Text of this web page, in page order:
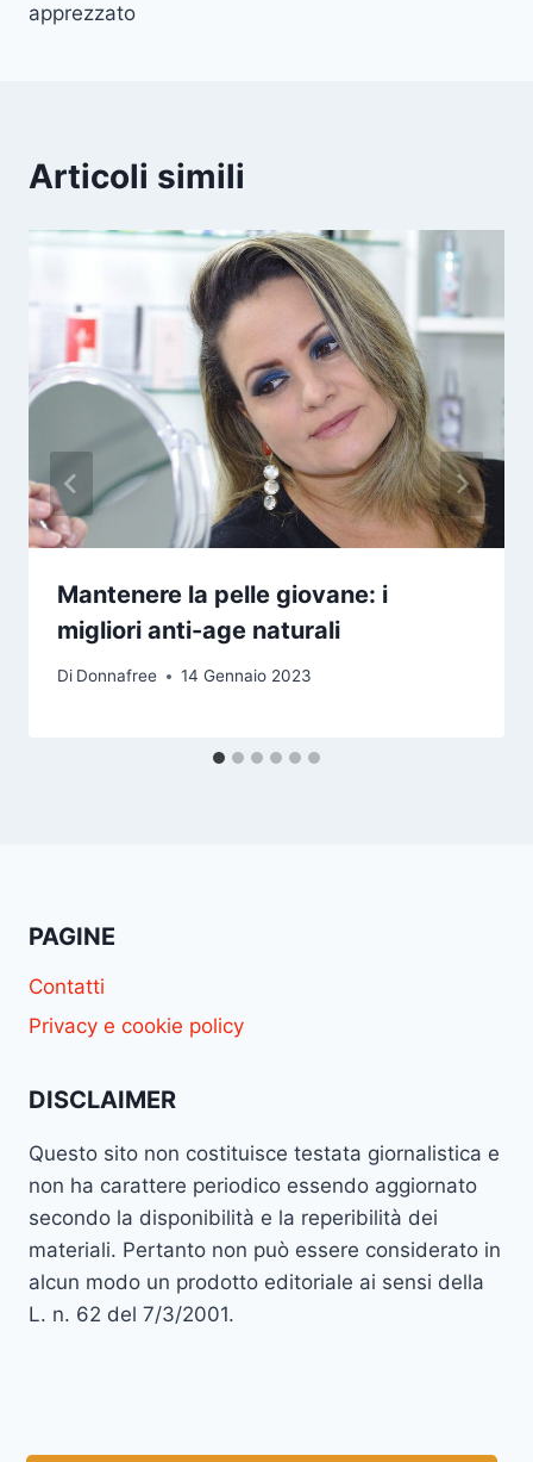
apprezzato
Articoli simili
Mantenere la pelle giovane: i
migliori anti-age naturali
Di Donnafree 14 Gennaio 2023
PAGINE
Contatti
Privacy e cookie policy
DISCLAIMER
Questo sito non costituisce testata giornalistica e
non ha carattere periodico essendo aggiornato
secondo la disponibilità e la reperibilità dei
materiali. Pertanto non può essere considerato in
alcun modo un prodotto editoriale ai sensi della
L. n. 62 del 7/3/2001.